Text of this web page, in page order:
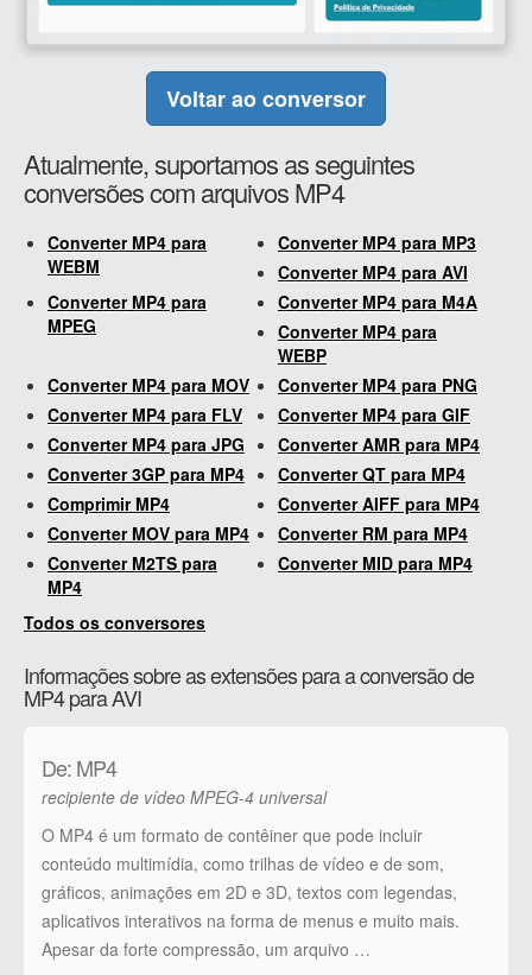
Voltar ao conversor
Atualmente, suportamos as seguintes
conversões com arquivos MP4
Converter MP4 para
WEBM
Converter MP4 para MP3
Converter MP4 para AVI
Converter MP4 para
MPEG
Converter MP4 para M4A
Converter MP4 para
WEBP
Converter MP4 para MOV
Converter MP4 para PNG
Converter MP4 para FLV
Converter MP4 para GIF
Converter MP4 para JPG
Converter AMR para MP4
Converter 3GP para MP4
Converter QT para MP4
Comprimir MP4
Converter AIFF para MP4
Converter MOV para MP4
Converter RM para MP4
Converter M2TS para
MP4
Converter MID para MP4
Todos os conversores
Informações sobre as extensões para a conversão de
MP4 para AVI
De: MP4
recipiente de vídeo MPEG-4 universal
O MP4 é um formato de contêiner que pode incluir
conteúdo multimídia, como trilhas de vídeo e de som,
gráficos, animações em 2D e 3D, textos com legendas,
aplicativos interativos na forma de menus e muito mais.
Apesar da forte compressão, um arquivo …